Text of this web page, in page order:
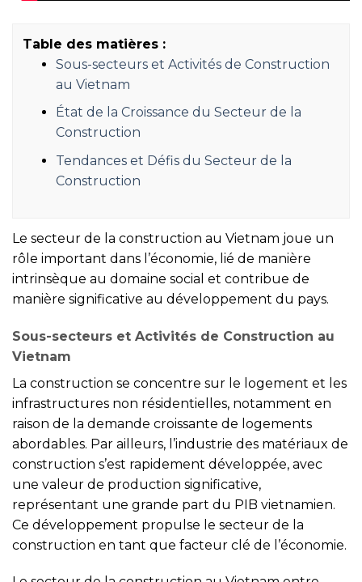
Table des matières :
Sous-secteurs et Activités de Construction
au Vietnam
État de la Croissance du Secteur de la
Construction
Tendances et Défis du Secteur de la
Construction
Le secteur de la construction au Vietnam joue un
rôle important dans l’économie, lié de manière
intrinsèque au domaine social et contribue de
manière significative au développement du pays.
Sous-secteurs et Activités de Construction au
Vietnam
La construction se concentre sur le logement et les
infrastructures non résidentielles, notamment en
raison de la demande croissante de logements
abordables. Par ailleurs, l’industrie des matériaux de
construction s’est rapidement développée, avec
une valeur de production significative,
représentant une grande part du PIB vietnamien.
Ce développement propulse le secteur de la
construction en tant que facteur clé de l’économie.